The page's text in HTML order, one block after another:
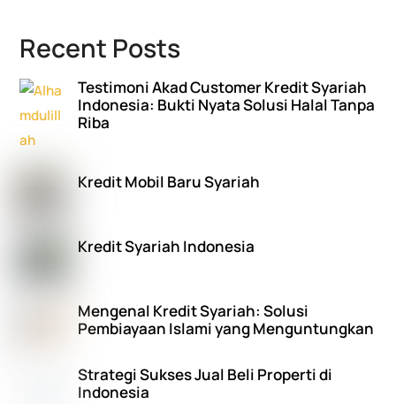
Recent Posts
Testimoni Akad Customer Kredit Syariah
Indonesia: Bukti Nyata Solusi Halal Tanpa
Riba
Kredit Mobil Baru Syariah
Kredit Syariah Indonesia
Mengenal Kredit Syariah: Solusi
Pembiayaan Islami yang Menguntungkan
Strategi Sukses Jual Beli Properti di
Indonesia